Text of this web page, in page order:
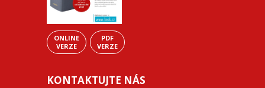
ONLINE
VERZE
PDF
VERZE
KONTAKTUJTE NÁS